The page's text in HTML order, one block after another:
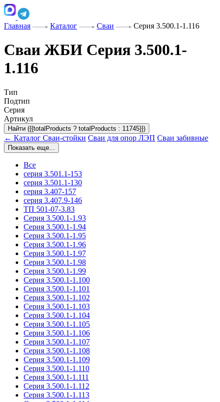
Главная Каталог Сваи Серия 3.500.1-1.116
Сваи ЖБИ Серия 3.500.1-
1.116
Тип
Подтип
Серия
Артикул
Найти ({{totalProducts ? totalProducts : 11745}})
← Каталог Сваи-стойки Сваи для опор ЛЭП Сваи забивные
Показать еще...
Все
серия 3.501.1-153
серия 3.501.1-130
серия 3.407-157
серия 3.407.9-146
ТП 501-07-3.83
Серия 3.500.1-1.93
Серия 3.500.1-1.94
Серия 3.500.1-1.95
Серия 3.500.1-1.96
Серия 3.500.1-1.97
Серия 3.500.1-1.98
Серия 3.500.1-1.99
Серия 3.500.1-1.100
Серия 3.500.1-1.101
Серия 3.500.1-1.102
Серия 3.500.1-1.103
Серия 3.500.1-1.104
Серия 3.500.1-1.105
Серия 3.500.1-1.106
Серия 3.500.1-1.107
Серия 3.500.1-1.108
Серия 3.500.1-1.109
Серия 3.500.1-1.110
Серия 3.500.1-1.111
Серия 3.500.1-1.112
Серия 3.500.1-1.113